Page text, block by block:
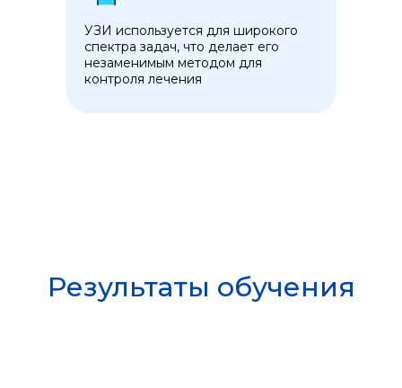
УЗИ используется для широкого
спектра задач, что делает его
незаменимым методом для
контроля лечения
Результаты обучения